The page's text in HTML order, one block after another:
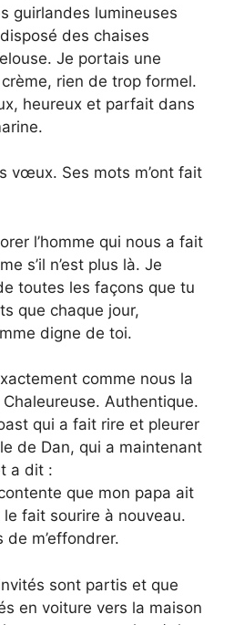
guirlandes lumineuses
des chaises
Je portais une
rien de trop formel.
heureux et parfait dans
vœux. Ses mots m’ont fait
l’homme qui nous a fait
s’il n’est plus là. Je
toutes les façons que tu
que chaque jour,
digne de toi.
comme nous la
Authentique.
qui a fait rire et pleurer
de Dan, qui a maintenant
a dit :
que mon papa ait
le fait sourire à nouveau.
de m’effondrer.
sont partis et que
en voiture vers la maison